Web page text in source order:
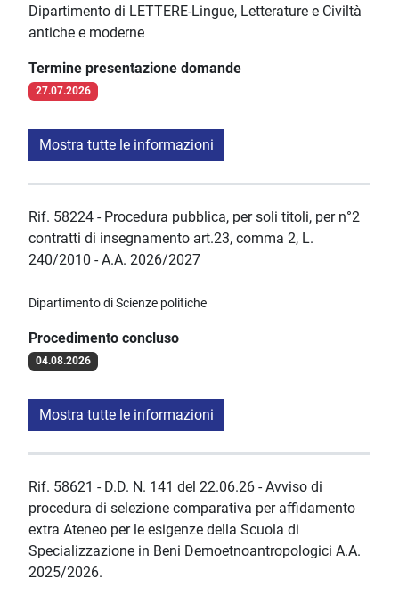
Dipartimento di LETTERE-Lingue, Letterature e Civiltà
antiche e moderne
Termine presentazione domande
27.07.2026
Mostra tutte le informazioni
Rif. 58224 - Procedura pubblica, per soli titoli, per n°2
contratti di insegnamento art.23, comma 2, L.
240/2010 - A.A. 2026/2027
Dipartimento di Scienze politiche
Procedimento concluso
04.08.2026
Mostra tutte le informazioni
Rif. 58621 - D.D. N. 141 del 22.06.26 - Avviso di
procedura di selezione comparativa per affidamento
extra Ateneo per le esigenze della Scuola di
Specializzazione in Beni Demoetnoantropologici A.A.
2025/2026.